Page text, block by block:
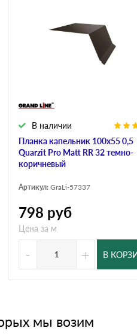
Планка капельник 100х55 0,5
Quarzit Pro Matt RR 32 темно-
коричневый
В наличии
Артикул: GraLi-57337
798 руб
Цена за м
- + В
мы возим